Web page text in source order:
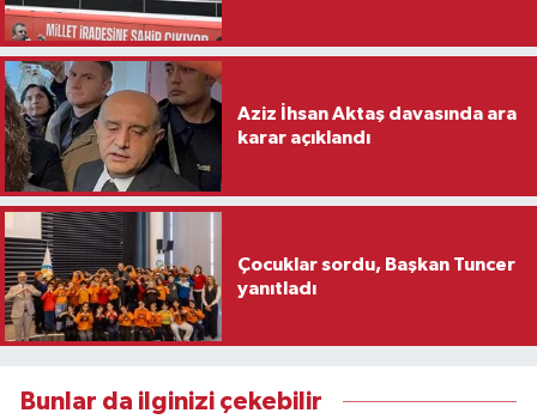
Aziz İhsan Aktaş davasında ara
karar açıklandı
Çocuklar sordu, Başkan Tuncer
yanıtladı
Bunlar da ilginizi çekebilir